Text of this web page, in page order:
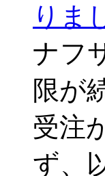
りま
ナフ
限が
受注
ず、